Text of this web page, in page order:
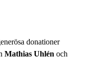
donationer
Mathias Uhlén och